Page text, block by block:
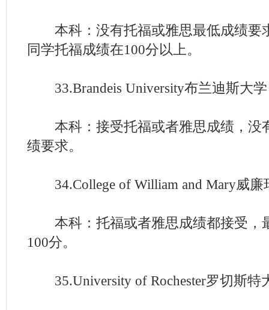
本科：没有托福或雅思最低成绩要
同学托福成绩在100分以上。
33.Brandeis University布兰迪斯大学
本科：接受托福或者雅思成绩，没
绩要求。
34.College of William and Mary威廉
本科：托福或者雅思成绩都接受，
100分。
35.University of Rochester罗切斯特